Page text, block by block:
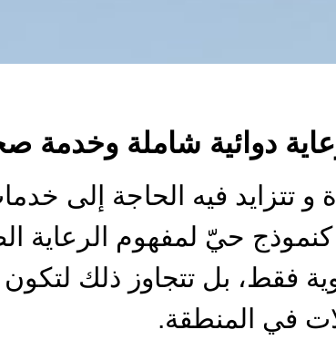
دوائية شاملة
و تتزايد فيه الحاجة إلى
حيّ لمفهوم الرعاية
فقط، بل تتجاوز ذلك
في المنطقة.